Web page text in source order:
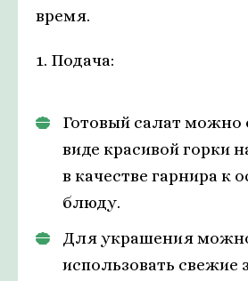
время.
1. Подача:
Готовый салат можно
виде красивой горки
в качестве гарнира к
блюду.
Для украшения
использовать свежие